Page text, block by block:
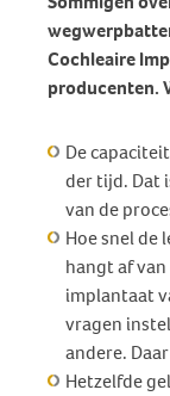
Cochleaire
producenten.
De
der tijd. Dat
van de
Hoe snel de
hangt af
implantaat
vragen
andere.
Hetzelfde